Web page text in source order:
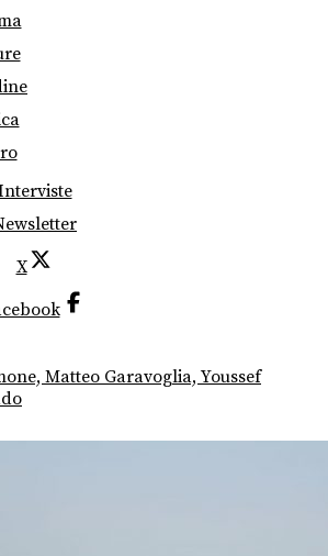
X
Matteo Garavoglia, Youssef